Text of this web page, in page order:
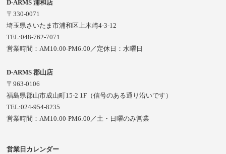
D-ARMS 浦和店
〒330-0071
埼玉県さいたま市浦和区上木崎4-3-12
TEL:048-762-7071
営業時間：AM10:00-PM6:00／定休日：水曜日
D-ARMS 郡山店
〒963-0106
福島県郡山市成山町15-2 1F（信号のある通り沿いです）
TEL:024-954-8235
営業時間：AM10:00-PM6:00／土・日曜のみ営業
営業日カレンダー